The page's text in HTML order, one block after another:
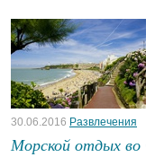
30.06.2016 Развлечения
Морской отдых